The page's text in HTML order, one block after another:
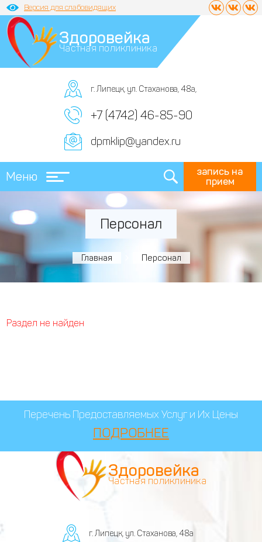
Версия для слабовидящих
Здоровейка
Частная поликлиника
г. Липецк, ул. Стаханова, 48а,
+7 (4742) 46-85-90
dpmklip@yandex.ru
Меню
запись на
прием
Персонал
Главная Персонал
Раздел не найден
Перечень Предоставляемых Услуг и Их Цены
ПОДРОБНЕЕ
Здоровейка
Частная поликлиника
г. Липецк, ул. Стаханова, 48а